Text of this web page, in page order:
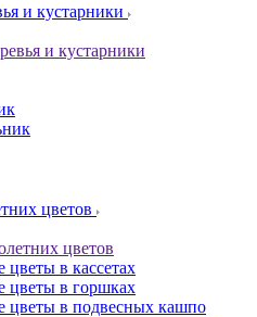
и кустарники
и кустарники
цветов
цветов
цветы в кассетах
цветы в горшках
цветы в подвесных кашпо